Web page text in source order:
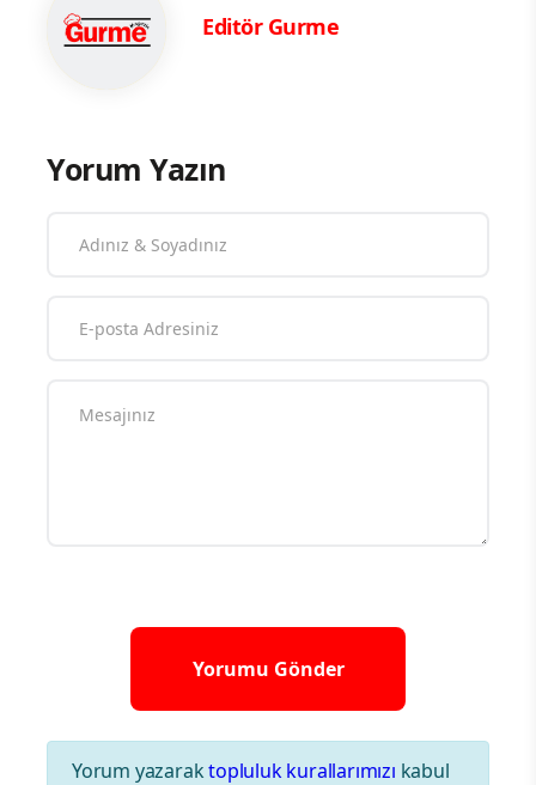
Editör Gurme
Yorum Yazın
Yorum yazaraktopluluk kurallarımızı kabul